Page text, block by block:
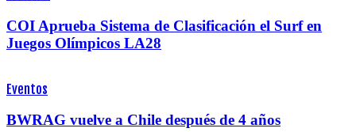
COI Aprueba Sistema de Clasificación el Surf en
Juegos Olímpicos LA28
Eventos
BWRAG vuelve a Chile después de 4 años